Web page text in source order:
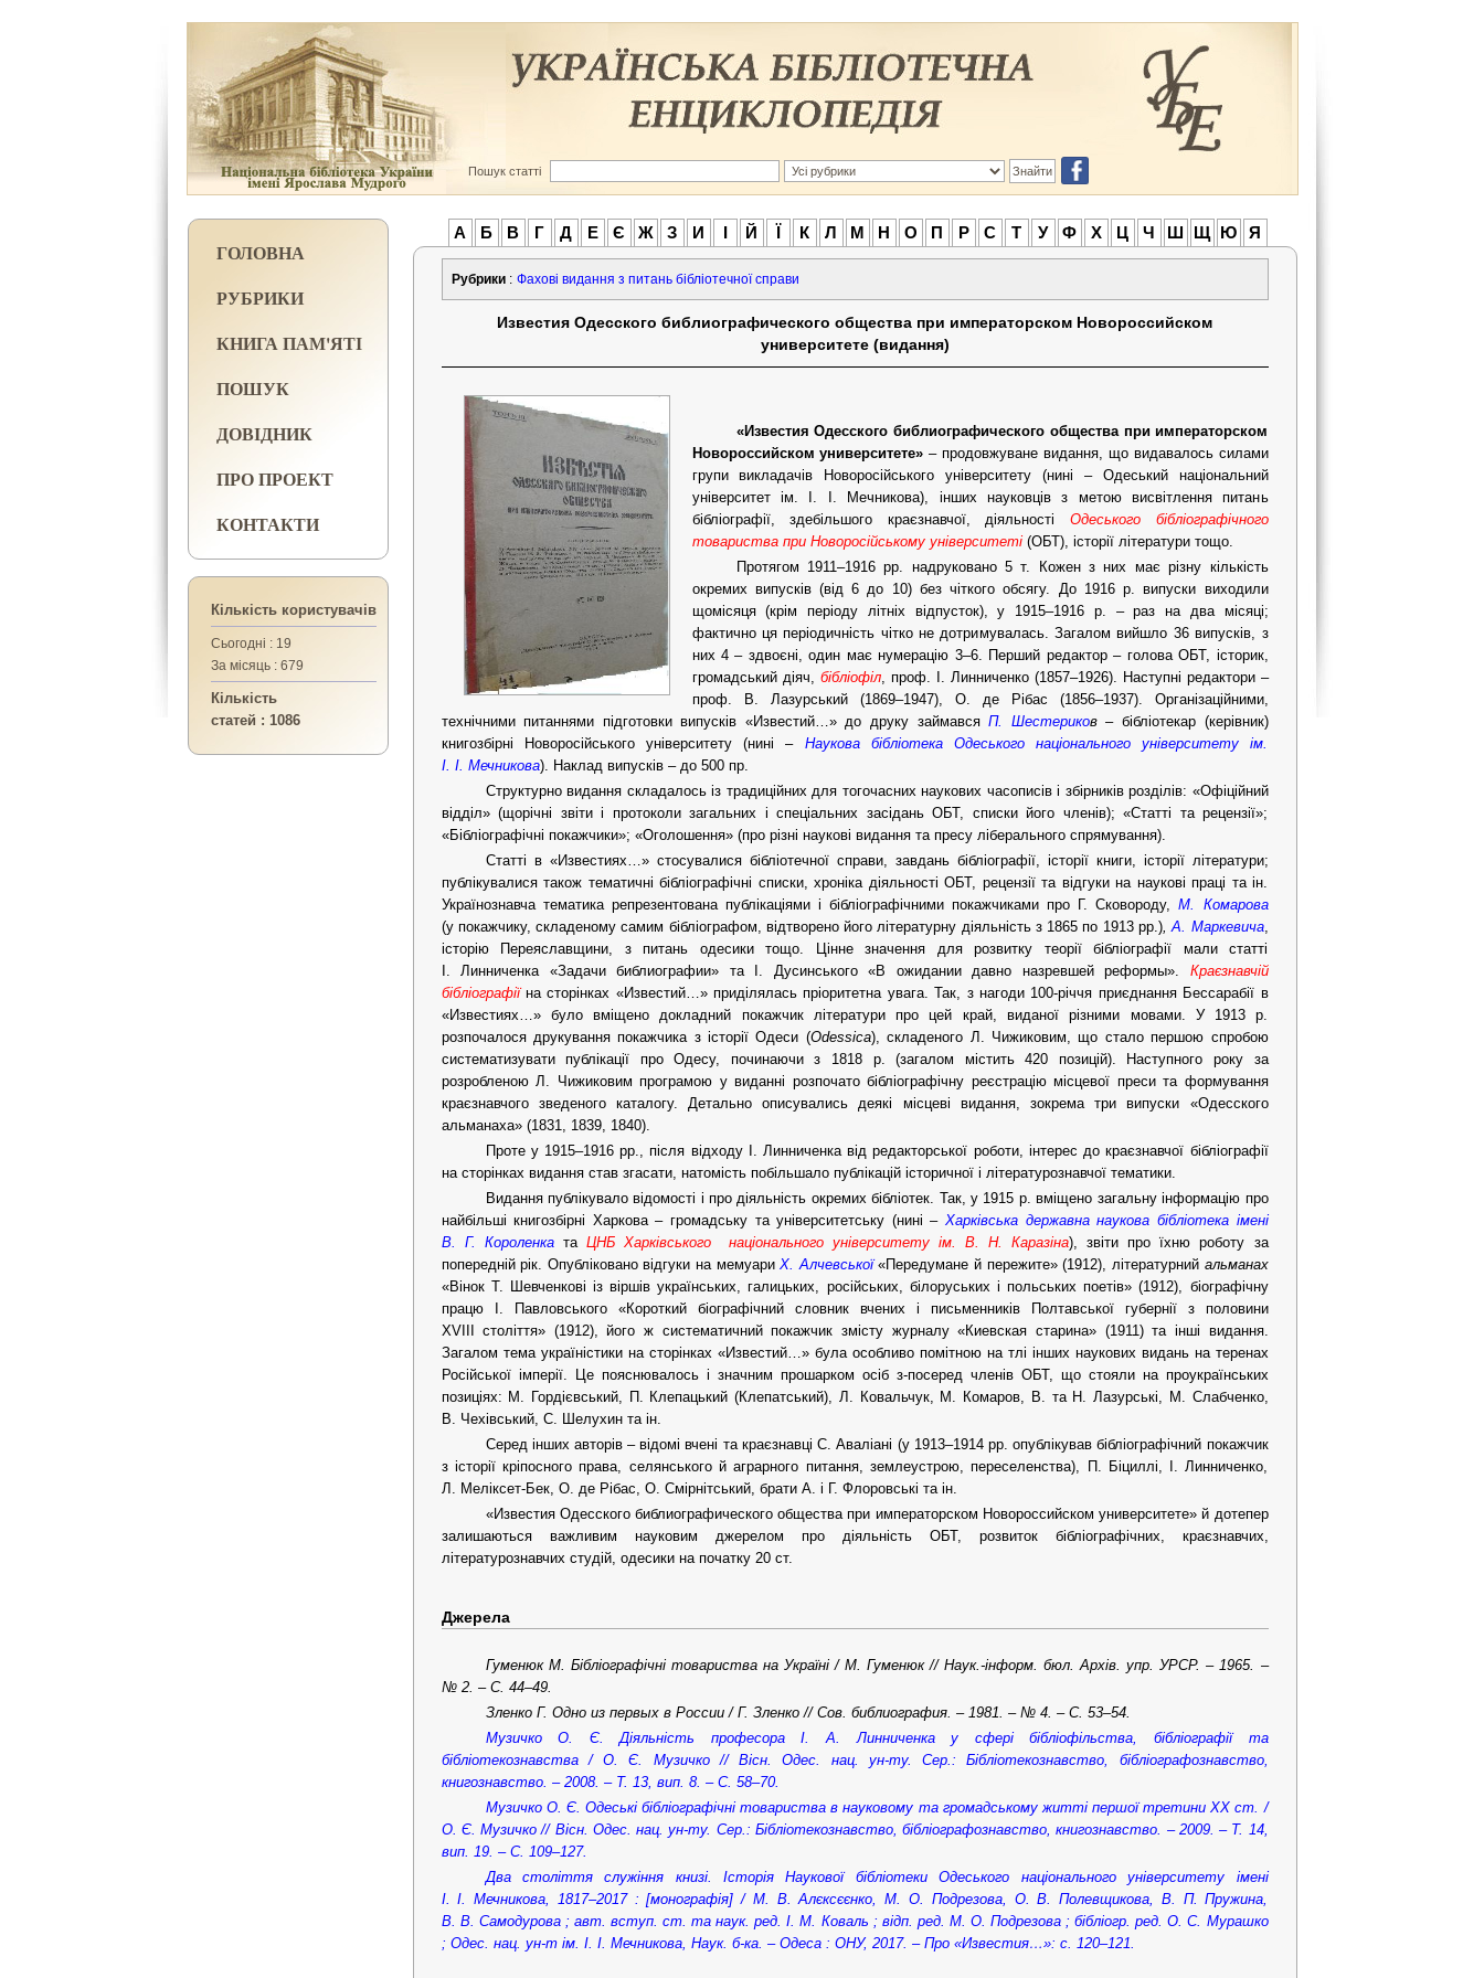
Пошук статті
ГОЛОВНА
РУБРИКИ
КНИГА ПАМ'ЯТІ
ПОШУК
ДОВІДНИК
ПРО ПРОЕКТ
КОНТАКТИ
Кількість користувачів
Сьогодні : 19
За місяць : 679
Кількість
статей : 1086
А Б В Г Д Е Є Ж З И І Й Ї К Л М Н О П Р С Т У Ф Х Ц Ч Ш Щ Ю Я
Рубрики: Фахові видання з питань бібліотечної справи
Известия Одесского библиографического общества при императорском Новороссийском
университете (видання)
«Известия Одесского библиографического общества при императорском
Новороссийском университете»– продовжуване видання, що видавалось силами
групи викладачів Новоросійського університету (нині – Одеський національний
університет ім. І. І. Мечникова), інших науковців з метою висвітлення питань
бібліографії, здебільшого краєзнавчої, діяльності Одеського бібліографічного
товариства при Новоросійському університеті(ОБТ), історії літератури тощо.
Протягом 1911–1916 рр. надруковано 5 т. Кожен з них має різну кількість
окремих випусків (від 6 до 10) без чіткого обсягу. До 1916 р. випуски виходили
щомісяця (крім періоду літніх відпусток), у 1915–1916 р. – раз на два місяці;
фактично ця періодичність чітко не дотримувалась. Загалом вийшло 36 випусків, з
них 4 – здвоєні, один має нумерацію 3–6. Перший редактор – голова ОБТ, історик,
громадський діяч, бібліофіл, проф. І. Линниченко (1857–1926). Наступні редактори –
проф. В. Лазурський (1869–1947), О. де Рібас (1856–1937). Організаційними,
технічними питаннями підготовки випусків «Известий…» до друку займавсяП. Шестериков –бібліотекар (керівник)
книгозбірні Новоросійського університету (нині – Наукова бібліотека Одеського національного університету ім.
І. І. Мечникова). Наклад випусків – до 500 пр.
Структурно видання складалось із традиційних для тогочасних наукових часописів і збірників розділів: «Офіційний
відділ» (щорічні звіти і протоколи загальних і спеціальних засідань ОБТ, списки його членів); «Статті та рецензії»;
«Бібліографічні покажчики»; «Оголошення» (про різні наукові видання та пресу ліберального спрямування).
Статті в «Известиях…» стосувалися бібліотечної справи, завдань бібліографії, історії книги, історії літератури;
публікувалися також тематичні бібліографічні списки, хроніка діяльності ОБТ, рецензії та відгуки на наукові праці та ін.
Українознавча тематика репрезентована публікаціями і бібліографічними покажчиками про Г. Сковороду,М. Комарова
(у покажчику, складеному самим бібліографом, відтворено його літературну діяльність з 1865 по 1913 рр.), А. Маркевича,
історію Переяславщини, з питань одесики тощо. Цінне значення для розвитку теорії бібліографії мали статті
І. Линниченка «Задачи библиографии» та І. Дусинського «В ожидании давно назревшей реформы». Краєзнавчій
бібліографіїна сторінках «Известий…» приділялась пріоритетна увага. Так, з нагоди 100-річчя приєднання Бессарабії в
«Известиях…» було вміщено докладний покажчик літератури про цей край, виданої різними мовами. У 1913 р.
розпочалося друкування покажчика з історії Одеси (Odessica), складеного Л. Чижиковим, що стало першою спробою
систематизувати публікації про Одесу, починаючи з 1818 р. (загалом містить 420 позицій). Наступного року за
розробленою Л. Чижиковим програмою у виданні розпочато бібліографічну реєстрацію місцевої преси та формування
краєзнавчого зведеного каталогу. Детально описувались деякі місцеві видання, зокрема три випуски «Одесского
альманаха» (1831, 1839, 1840).
Проте у 1915–1916 рр., після відходу І. Линниченка від редакторської роботи, інтерес до краєзнавчої бібліографії
на сторінках видання став згасати, натомість побільшало публікацій історичної і літературознавчої тематики.
Видання публікувало відомості і про діяльність окремих бібліотек. Так, у 1915 р. вміщено загальну інформацію про
найбільші книгозбірні Харкова – громадську та університетську (нині –Харківська державна наукова бібліотека імені
В. Г. Короленката ЦНБ Харківського національного університету ім. В. Н. Каразіна), звіти про їхню роботу за
попередній рік. Опубліковано відгуки на мемуариХ. Алчевської«Передумане й пережите» (1912), літературний альманах
«Вінок Т. Шевченкові із віршів українських, галицьких, російських, білоруських і польських поетів» (1912), біографічну
працю І. Павловського «Короткий біографічний словник вчених і письменників Полтавської губернії з половини
XVIII століття» (1912), його ж систематичний покажчик змісту журналу «Киевская старина» (1911) та інші видання.
Загалом тема україністики на сторінках «Известий…» була особливо помітною на тлі інших наукових видань на теренах
Російської імперії. Це пояснювалось і значним прошарком осіб з-посеред членів ОБТ, що стояли на проукраїнських
позиціях: М. Гордієвський, П. Клепацький (Клепатський), Л. Ковальчук, М. Комаров, В. та Н. Лазурські, М. Слабченко,
В. Чехівський, С. Шелухин та ін.
Серед інших авторів – відомі вчені та краєзнавці С. Аваліані (у 1913–1914 рр. опублікував бібліографічний покажчик
з історії кріпосного права, селянського й аграрного питання, землеустрою, переселенства), П. Біциллі, І. Линниченко,
Л. Меліксет-Бек, О. де Рібас, О. Смірнітський, брати А. і Г. Флоровські та ін.
«Известия Одесского библиографического общества при императорском Новороссийском университете» й дотепер
залишаються важливим науковим джерелом про діяльність ОБТ, розвиток бібліографічних, краєзнавчих,
літературознавчих студій, одесики на початку 20 ст.
Джерела
Гуменюк М. Бібліографічні товариства на Україні / М. Гуменюк // Наук.-інформ. бюл. Архів. упр. УРСР. – 1965. –
№ 2. – С. 44–49.
Зленко Г. Одно из первых в России / Г. Зленко // Сов. библиография. – 1981. – № 4. – С. 53–54.
Музичко О. Є. Діяльність професора І. А. Линниченка у сфері бібліофільства, бібліографії та
бібліотекознавства / О. Є. Музичко // Вісн. Одес. нац. ун-ту. Сер.: Бiблiотекознавство, бiблiографознавство,
книгознавство. – 2008. – Т. 13, вип. 8. – С. 58–70.
Музичко О. Є. Одеські бібліографічні товариства в науковому та громадському житті першої третини ХХ ст. /
О. Є. Музичко // Вісн. Одес. нац. ун-ту. Сер.: Бiблiотекознавство, бiблiографознавство, книгознавство. – 2009. – Т. 14,
вип. 19. – С. 109–127.
Два століття служіння книзі. Історія Наукової бібліотеки Одеського національного університету імені
І. І. Мечникова, 1817–2017 : [монографія] / М. В. Алєксєєнко, М. О. Подрезова, О. В. Полевщикова, В. П. Пружина,
В. В. Самодурова ; авт. вступ. ст. та наук. ред. І. М. Коваль ; відп. ред. М. О. Подрезова ; бібліогр. ред. О. С. Мурашко
; Одес. нац. ун-т ім. І. І. Мечникова, Наук. б-ка. – Одеса : ОНУ, 2017. – Про «Известия…»: с. 120–121.